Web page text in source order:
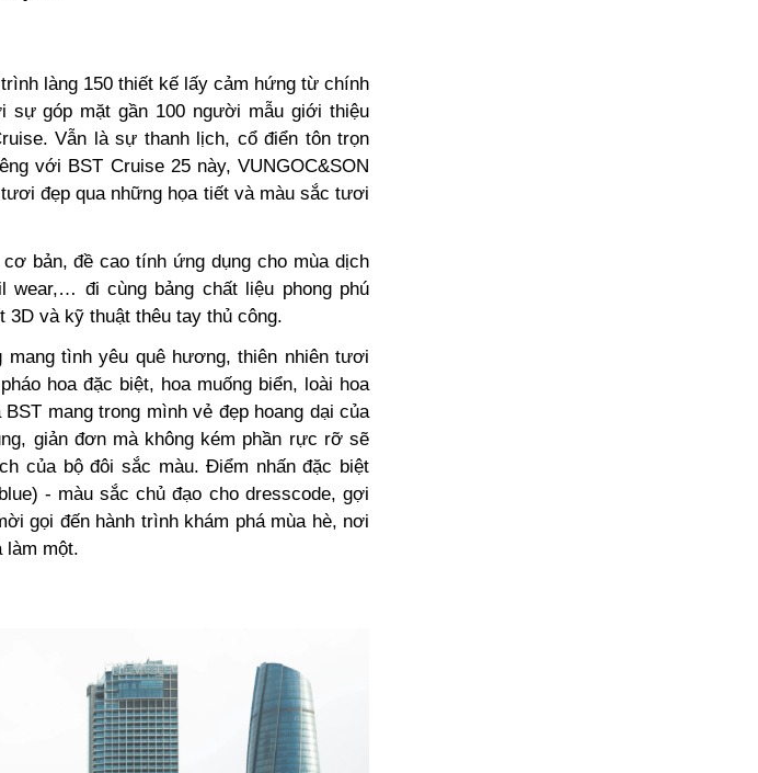
làng 150 thiết kế lấy cảm hứng từ chính
góp mặt gần 100 người mẫu giới thiệu
Vẫn là sự thanh lịch, cổ điển tôn trọn
với BST Cruise 25 này, VUNGOC&SON
đẹp qua những họa tiết và màu sắc tươi
bản, đề cao tính ứng dụng cho mùa dịch
wear,… đi cùng bảng chất liệu phong phú
3D và kỹ thuật thêu tay thủ công.
tình yêu quê hương, thiên nhiên tươi
hoa đặc biệt, hoa muống biển, loài hoa
mang trong mình vẻ đẹp hoang dại của
giản đơn mà không kém phần rực rỡ sẽ
của bộ đôi sắc màu.Điểm nhấn đặc biệt
- màu sắc chủ đạo cho dresscode, gợi
gọi đến hành trình khám phá mùa hè, nơi
làm một.